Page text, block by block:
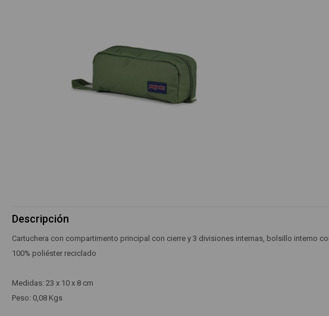
Descripción
Cartuchera con compartimento principal con cierre y 3 divisiones internas, bolsillo interno
100% poliéster reciclado
Medidas: 23 x 10 x 8 cm
Peso: 0,08 Kgs